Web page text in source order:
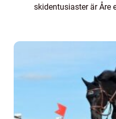
skidentusiaster är Åre